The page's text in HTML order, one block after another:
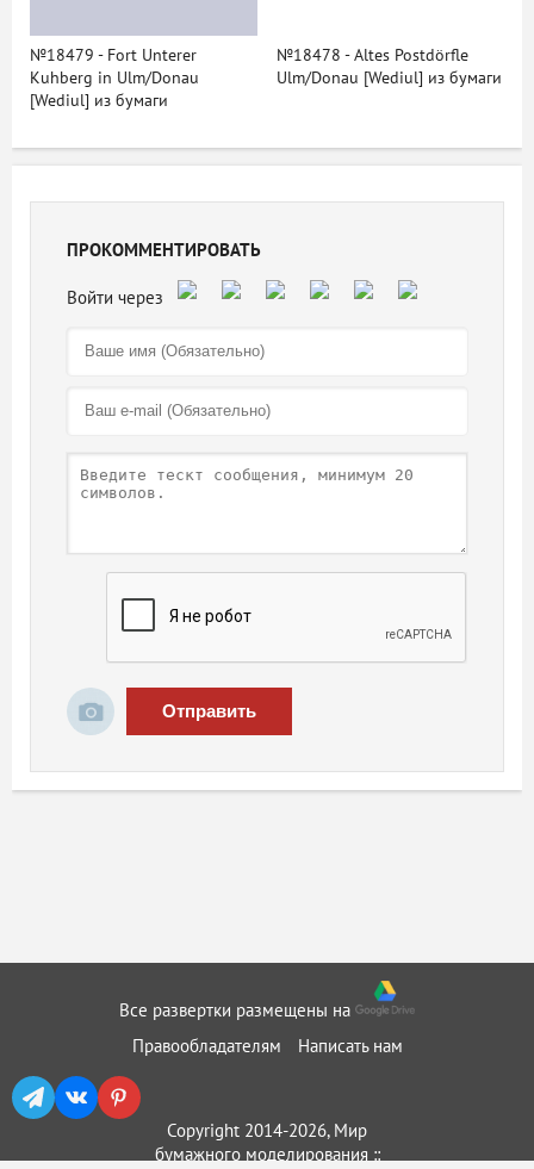
№18479 - Fort Unterer
Kuhberg in Ulm/Donau
[Wediul] из бумаги
№18478 - Altes Postdörfle
Ulm/Donau [Wediul] из бумаги
ПРОКОММЕНТИРОВАТЬ
Отправить
Все развертки размещены на
Правообладателям
Написать нам
Copyright 2014-2026, Мир
бумажного моделирования ::